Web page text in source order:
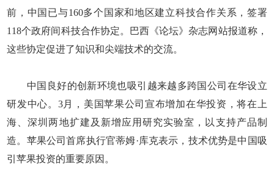
前，中国已与160多个国家和地区建立科技合作关系，签署
118个政府间科技合作协定。巴西《论坛》杂志网站报道称，
这些协定促进了知识和尖端技术的交流。
中国良好的创新环境也吸引越来越多跨国公司在华设立
研发中心。3月，美国苹果公司宣布增加在华投资，将在上
海、深圳两地扩建及新增应用研究实验室，以支持产品制
造。苹果公司首席执行官蒂姆·库克表示，技术优势是中国吸
引苹果投资的重要原因。